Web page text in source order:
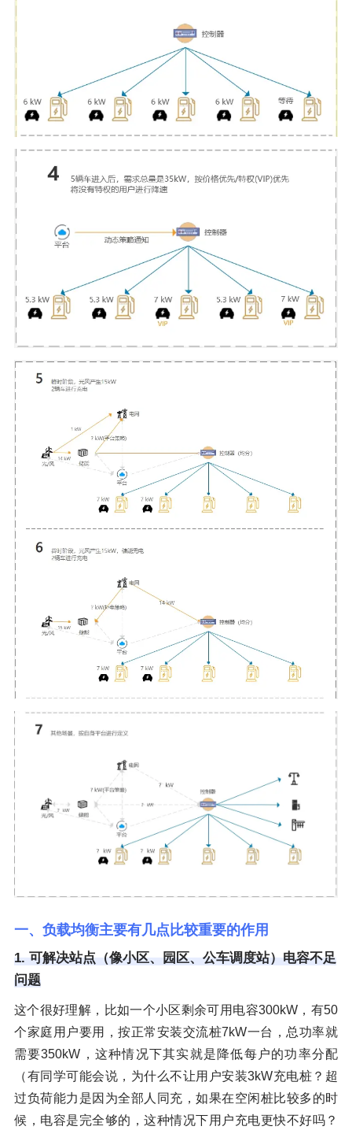
一、负载均衡主要有几点比较重要的作用
1. 可解决站点（像小区、园区、公车调度站）电容不足
问题
这个很好理解，比如一个小区剩余可用电容300kW，有50
个家庭用户要用，按正常安装交流桩7kW一台，总功率就
需要350kW，这种情况下其实就是降低每户的功率分配
（有同学可能会说，为什么不让用户安装3kW充电桩？超
过负荷能力是因为全部人同充，如果在空闲桩比较多的时
候，电容是完全够的，这种情况下用户充电更快不好吗？